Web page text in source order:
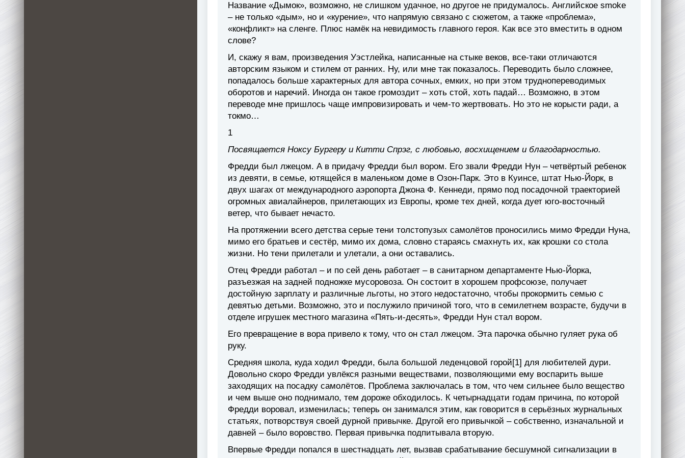
Название «Дымок», возможно, не слишком удачное, но другое не придумалось. Английское smoke
– не только «дым», но и «курение», что напрямую связано с сюжетом, а также «проблема»,
«конфликт» на сленге. Плюс намёк на невидимость главного героя. Как все это вместить в одном
слове?
И, скажу я вам, произведения Уэстлейка, написанные на стыке веков, все-таки отличаются
авторским языком и стилем от ранних. Ну, или мне так показалось. Переводить было сложнее,
попадалось больше характерных для автора сочных, емких, но при этом труднопереводимых
оборотов и наречий. Иногда он такое громоздит – хоть стой, хоть падай… Возможно, в этом
переводе мне пришлось чаще импровизировать и чем-то жертвовать. Но это не корысти ради, а
токмо…
1
Посвящается Ноксу Бургеру и Китти Спрэг, с любовью, восхищением и благодарностью.
Фредди был лжецом. А в придачу Фредди был вором. Его звали Фредди Нун – четвёртый ребенок
из девяти, в семье, ютящейся в маленьком доме в Озон-Парк. Это в Куинсе, штат Нью-Йорк, в
двух шагах от международного аэропорта Джона Ф. Кеннеди, прямо под посадочной траекторией
огромных авиалайнеров, прилетающих из Европы, кроме тех дней, когда дует юго-восточный
ветер, что бывает нечасто.
На протяжении всего детства серые тени толстопузых самолётов проносились мимо Фредди Нуна,
мимо его братьев и сестёр, мимо их дома, словно стараясь смахнуть их, как крошки со стола
жизни. Но тени прилетали и улетали, а они оставались.
Отец Фредди работал – и по сей день работает – в санитарном департаменте Нью-Йорка,
разъезжая на задней подножке мусоровоза. Он состоит в хорошем профсоюзе, получает
достойную зарплату и различные льготы, но этого недостаточно, чтобы прокормить семью с
девятью детьми. Возможно, это и послужило причиной того, что в семилетнем возрасте, будучи в
отделе игрушек местного магазина «Пять-и-десять», Фредди Нун стал вором.
Его превращение в вора привело к тому, что он стал лжецом. Эта парочка обычно гуляет рука об
руку.
Средняя школа, куда ходил Фредди, была большой леденцовой горой[1] для любителей дури.
Довольно скоро Фредди увлёкся разными веществами, позволяющими ему воспарить выше
заходящих на посадку самолётов. Проблема заключалась в том, что чем сильнее было вещество
и чем выше оно поднимало, тем дороже обходилось. К четырнадцати годам причина, по которой
Фредди воровал, изменилась; теперь он занимался этим, как говорится в серьёзных журнальных
статьях, потворствуя своей дурной привычке. Другой его привычкой – собственно, изначальной и
давней – было воровство. Первая привычка подпитывала вторую.
Впервые Фредди попался в шестнадцать лет, вызвав срабатывание бесшумной сигнализации в